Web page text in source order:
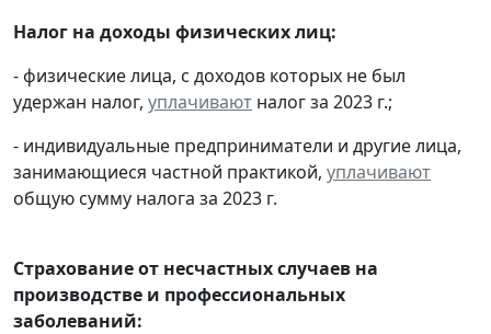
Налог на доходы физических лиц:
- физические лица, с доходов которых не был
удержан налог, уплачивают налог за 2023 г.;
- индивидуальные предприниматели и другие лица,
занимающиеся частной практикой, уплачивают
общую сумму налога за 2023 г.
Страхование от несчастных случаев на
производстве и профессиональных
заболеваний: